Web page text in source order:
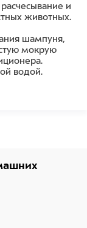
и
животных.
шампуня,
мокрую
водой.
масло,